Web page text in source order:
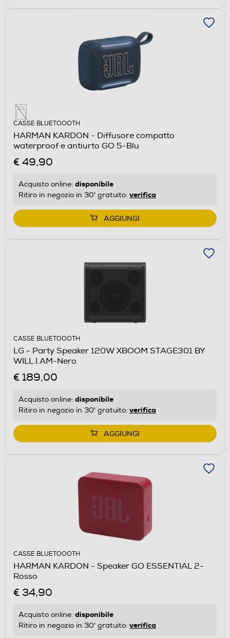
CASSE BLUETOOOTH
HARMAN KARDON - Diffusore compatto
waterproof e antiurto GO 5-Blu
€ 49,90
Acquisto online: disponibile
Ritiro in negozio in 30' gratuito: verifica
AGGIUNGI
CASSE BLUETOOOTH
LG - Party Speaker 120W XBOOM STAGE301 BY
WILL.I.AM-Nero
€ 189,00
Acquisto online: disponibile
Ritiro in negozio in 30' gratuito: verifica
AGGIUNGI
CASSE BLUETOOOTH
HARMAN KARDON - Speaker GO ESSENTIAL 2-
Rosso
€ 34,90
Acquisto online: disponibile
Ritiro in negozio in 30' gratuito: verifica